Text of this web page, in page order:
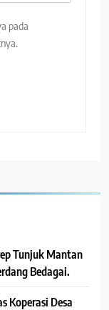
pada
Tunjuk Mantan
Bedagai.
Koperasi Desa